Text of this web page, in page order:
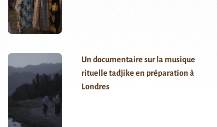
Un documentaire sur la musique
rituelle tadjike en préparation à
Londres